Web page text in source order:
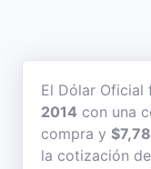
El Dólar Oficial
2014 con una
compra y $7,78
la cotización